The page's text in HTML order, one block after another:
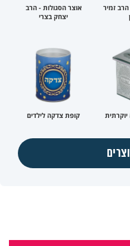
זמיר
אוצר הסגולות - הרב
יצחק בצרי
קופת צדקה לילדים